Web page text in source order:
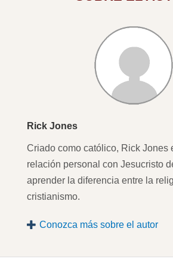
Rick Jones
Criado como católico, Rick Jones
relación personal con Jesucristo
aprender la diferencia entre la
cristianismo.
Conozca más sobre el autor